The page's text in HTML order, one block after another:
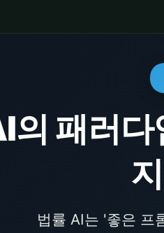
의 패러
법률 AI는 '좋은 프